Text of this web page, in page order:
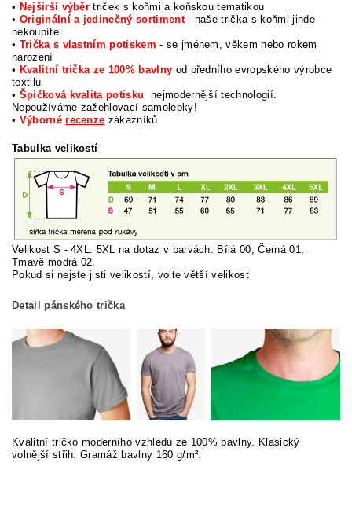
• Nejširší výběr triček s koňmi a koňskou tematikou
• Originální a jedinečný sortiment- naše trička s koňmi jinde
nekoupíte
• Trička s vlastním potiskem- se jménem, věkem nebo rokem
narození
• Kvalitní trička ze 100% bavlny od předního evropského výrobce
textilu
• Špičková kvalita potisku
nejmodernější technologií.
Nepoužíváme zažehlovací samolepky!
• Výbornérecenze zákazníků
Tabulka velikostí
Velikost S - 4XL. 5XL na dotaz v barvách: Bílá 00, Černá 01,
Tmavě modrá 02.
Pokud si nejste jisti velikostí, volte větší velikost
Detail pánského trička
Kvalitní tričko moderního vzhledu ze 100% bavlny. Klasický
volnější střih. Gramáž bavlny 160 g/m².